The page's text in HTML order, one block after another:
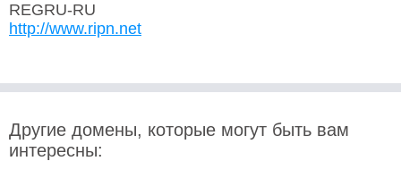
REGRU-RU
http://www.ripn.net
Другие домены, которые могут быть вам
интересны: